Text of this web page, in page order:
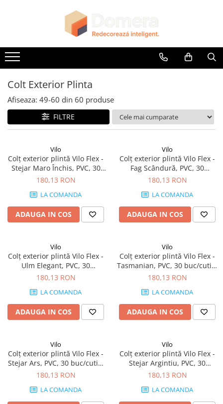
Parchet SPC
Riflaje Decorative
Riflaj exterior
Riflaje Interioare
Glafuri Interioare
Glafuri Exterioare
Plinte, Plinte PVC, Plinte MDF
Plinte PVC
Plinte MDF Premium
Accesorii Plinte
Terminatii Plinta
Colt Exterior Plinta
Colt Interior Plinta
Accesorii Lambriuri
Accesorii Riflaje Decorative
Accesorii Universale
Capac Glaf Interior
Izolatie Parchet
Prag de trecere
Lambriuri PVC
Lambriuri Premium
Panouri Decorative
Panouri Decorative SPC
Panouri Decorative Premium
Colt Exterior Plinta
Afiseaza: 49-60 din 60 produse
FILTRE
Vilo
Colț exterior plintă Vilo Flex -
Stejar Maro Închis, PVC, 30
buc/cutie, compatibil plintă
180,13 RON
LA COMANDA
ADAUGA IN COS
Vilo
Colț exterior plintă Vilo Flex -
Fag Scândură, PVC, 30
buc/cutie, compatibil plintă
180,13 RON
LA COMANDA
ADAUGA IN COS
Vilo
Colț exterior plintă Vilo Flex -
Ulm Elegant, PVC, 30
buc/cutie, compatibil plintă
180,13 RON
LA COMANDA
ADAUGA IN COS
Vilo
Colț exterior plintă Vilo Flex -
Tasmanian, PVC, 30 buc/cutie,
compatibil plintă 55 mm
180,13 RON
LA COMANDA
ADAUGA IN COS
Vilo
Colț exterior plintă Vilo Flex -
Stejar Ars, PVC, 30 buc/cutie,
compatibil plintă 55 mm
180,13 RON
LA COMANDA
Vilo
Colț exterior plintă Vilo Flex -
Stejar Argintiu, PVC, 30
buc/cutie, compatibil plintă
180,13 RON
LA COMANDA